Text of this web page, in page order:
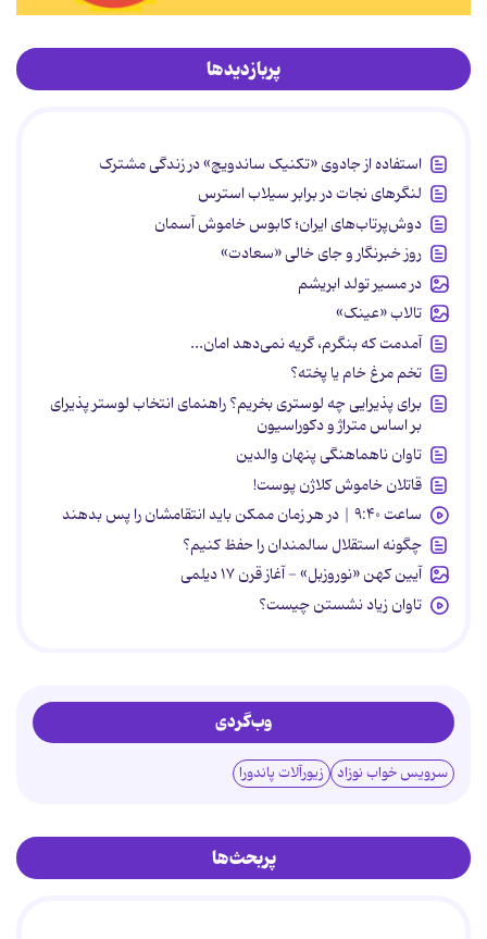
پربازدیدها
استفاده از جادوی «تکنیک ساندویچ» در زندگی مشترک
لنگرهای نجات در برابر سیلاب استرس
دوش‌پرتاب‌های ایران؛ کابوس خاموش آسمان
روز خبرنگار و جای خالی «سعادت»
در مسیر تولد ابریشم
تالاب «عینک»
آمدمت که بنگرم، گریه نمی‌دهد امان...
تخم مرغ خام یا پخته؟
برای پذیرایی چه لوستری بخریم؟ راهنمای انتخاب لوستر پذیرای
بر اساس متراژ و دکوراسیون
تاوان ناهماهنگی پنهان والدین
قاتلان خاموش کلاژن پوست!
ساعت ۹:۴۰ | در هر زمان ممکن باید انتقامشان را پس بدهند
چگونه استقلال سالمندان را حفظ کنیم؟
آیین کهن «نوروزبل» - آغاز قرن ۱۷ دیلمی
تاوان زیاد نشستن چیست؟
وب‌گردی
سرویس خواب نوزاد زیورآلات پاندورا
پربحث‌ها